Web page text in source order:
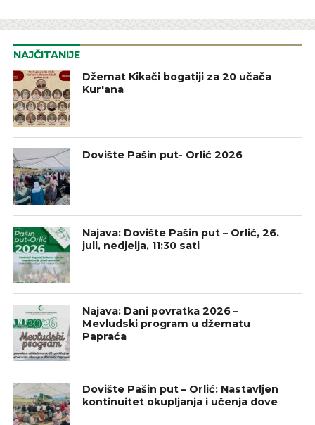
NAJČITANIJE
Džemat Kikači bogatiji za 20 učača
Kur'ana
Dovište Pašin put- Orlić 2026
Najava: Dovište Pašin put – Orlić, 26.
juli, nedjelja, 11:30 sati
Najava: Dani povratka 2026 –
Mevludski program u džematu
Papraća
Dovište Pašin put – Orlić: Nastavljen
kontinuitet okupljanja i učenja dove